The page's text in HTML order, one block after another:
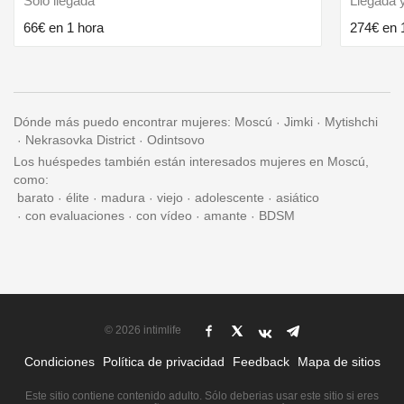
66€ en 1 hora
274€ en
Dónde más puedo encontrar mujeres: Moscú Jimki
Mytishchi
Nekrasovka District
Odintsovo
Los huéspedes también están interesados mujeres en Moscú,
como:
barato
élite madura viejo adolescente
asiático
con evaluaciones
con vídeo amante BDSM
© 2026 intimlife
Condiciones Política de privacidad Feedback Mapa de sitios
Este sitio contiene contenido adulto. Sólo deberias usar este sitio si eres